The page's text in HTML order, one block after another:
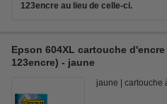
123encre au lieu de celle-ci.
Epson 604XL cartouche
123encre) - jaune
jaune cartouche